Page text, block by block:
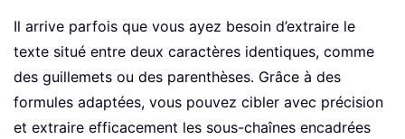
Il arrive parfois que vous ayez besoin d’extraire le
texte situé entre deux caractères identiques, comme
des guillemets ou des parenthèses. Grâce à des
formules adaptées, vous pouvez cibler avec précision
et extraire efficacement les sous-chaînes encadrées